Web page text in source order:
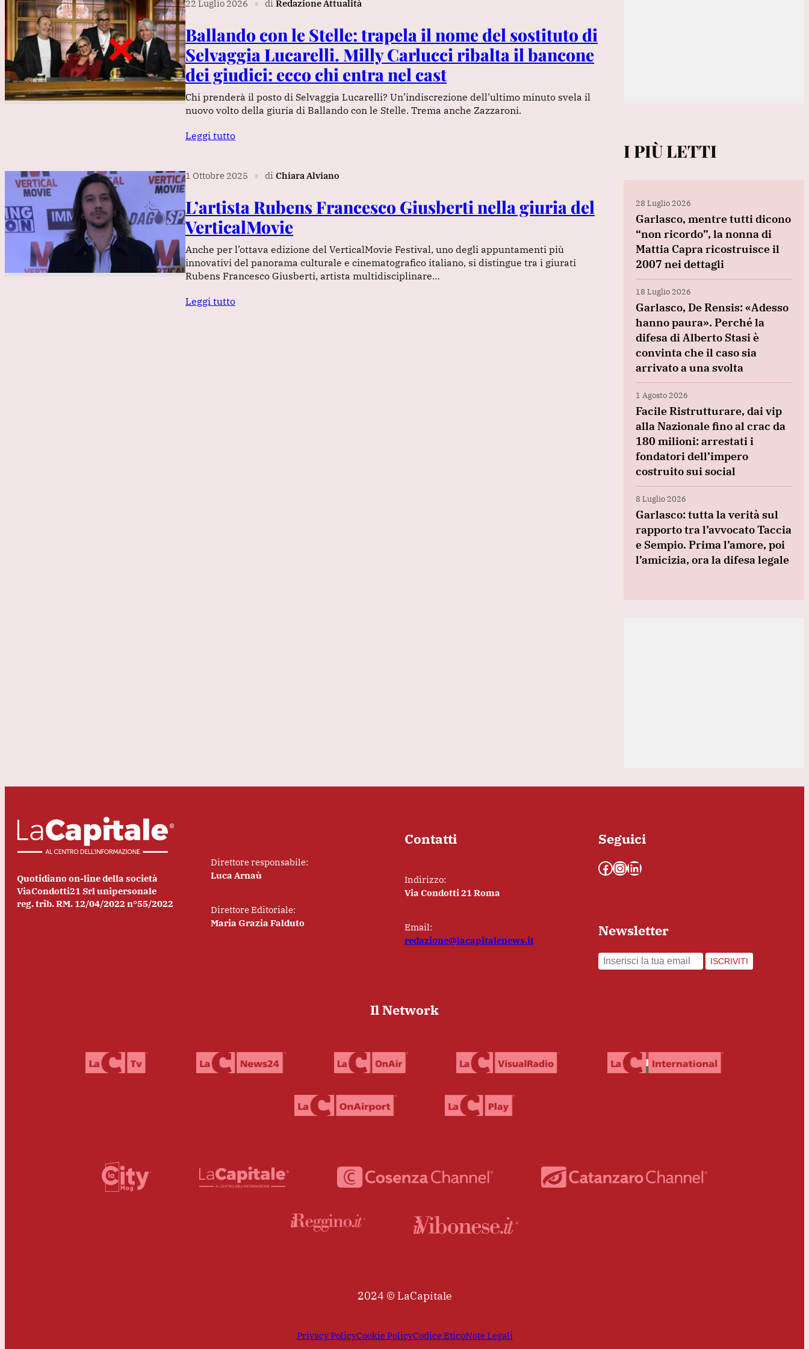
22 Luglio 2026 ∎ di Redazione Attualità
Ballando con le Stelle: trapela il nome del sostituto di
Selvaggia Lucarelli. Milly Carlucci ribalta il bancone
dei giudici: ecco chi entra nel cast
Chi prenderà il posto di Selvaggia Lucarelli? Un’indiscrezione dell’ultimo minuto svela il
nuovo volto della giuria di Ballando con le Stelle. Trema anche Zazzaroni.
Leggi tutto
1 Ottobre 2025 ∎ di Chiara Alviano
L’artista Rubens Francesco Giusberti nella giuria del
VerticalMovie
Anche per l’ottava edizione del VerticalMovie Festival, uno degli appuntamenti più
innovativi del panorama culturale e cinematografico italiano, si distingue tra i giurati
Rubens Francesco Giusberti, artista multidisciplinare…
Leggi tutto
I PIÙ LETTI
28 Luglio 2026
Garlasco, mentre tutti dicono
“non ricordo”, la nonna di
Mattia Capra ricostruisce il
2007 nei dettagli
18 Luglio 2026
Garlasco, De Rensis: «Adesso
hanno paura». Perché la
difesa di Alberto Stasi è
convinta che il caso sia
arrivato a una svolta
1 Agosto 2026
Facile Ristrutturare, dai vip
alla Nazionale fino al crac da
180 milioni: arrestati i
fondatori dell’impero
costruito sui social
8 Luglio 2026
Garlasco: tutta la verità sul
rapporto tra l’avvocato Taccia
e Sempio. Prima l’amore, poi
l’amicizia, ora la difesa legale
Quotidiano on-line della società
ViaCondotti21 Srl unipersonale
reg. trib. RM. 12/04/2022 n°55/2022
Direttore responsabile:
Luca Arnaù
Direttore Editoriale:
Maria Grazia Falduto
Contatti
Indirizzo:
Via Condotti 21 Roma
Email:
redazione@lacapitalenews.it
Seguici
Facebook InstagramLinkedIn
Newsletter
ISCRIVITI
Il Network
2024 © LaCapitale
Privacy PolicyCookie PolicyCodice EticoNote Legali